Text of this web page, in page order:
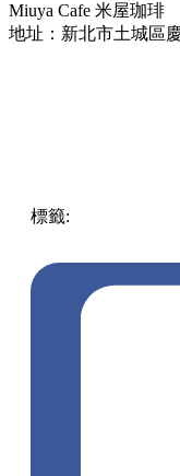
Miuya Cafe 米屋珈琲
地址：新北市土城區
標籤: